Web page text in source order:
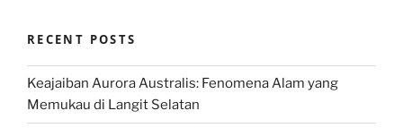
RECENT POSTS
Keajaiban Aurora Australis: Fenomena Alam yang
Memukau di Langit Selatan